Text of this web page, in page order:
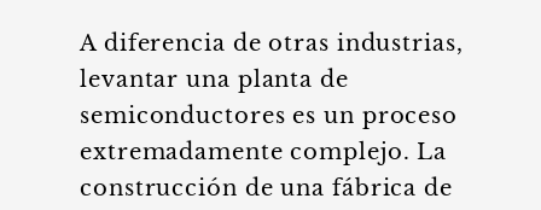
A diferencia de otras industrias,
levantar una planta de
semiconductores es un proceso
extremadamente complejo. La
construcción de una fábrica de